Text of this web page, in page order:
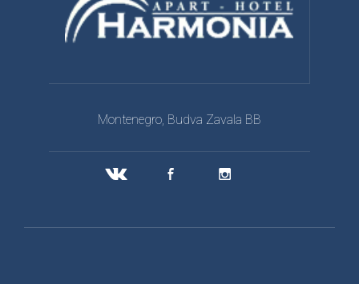
Montenegro, Budva Zavala BB